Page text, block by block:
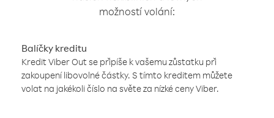
možností volání:
Balíčky kreditu
Kredit Viber Out se připíše k vašemu zůstatku při
zakoupení libovolné částky. S tímto kreditem můžete
volat na jakékoli číslo na světe za nízké ceny Viber.